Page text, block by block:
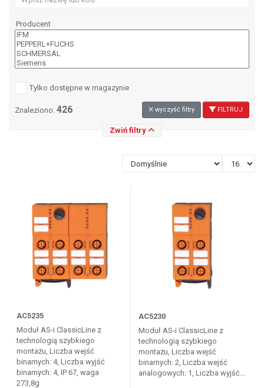
Producent
Tylko dostępne w magazynie
Znaleziono: 426 wyczyść filtry FILTRUJ
Zwiń filtry
AC5235
Moduł AS-i ClassicLine z
technologią szybkiego
montażu, Liczba wejść
binarnych: 4, Liczba wyjść
binarnych: 4, IP 67, waga
273,8g
AC5230
Moduł AS-i ClassicLine z
technologią szybkiego
montażu, Liczba wejść
binarnych: 2, Liczba wejść
analogowych: 1, Liczba wyjść...